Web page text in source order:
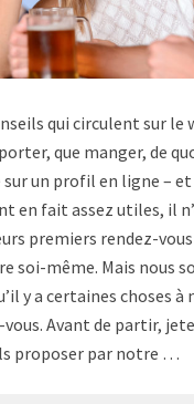
qui circulent sur le
que manger, de
un profil en ligne – et
en fait assez utiles, il
premiers rendez-
soi-même. Mais nous
y a certaines choses à
Avant de partir,
proposer par notre …